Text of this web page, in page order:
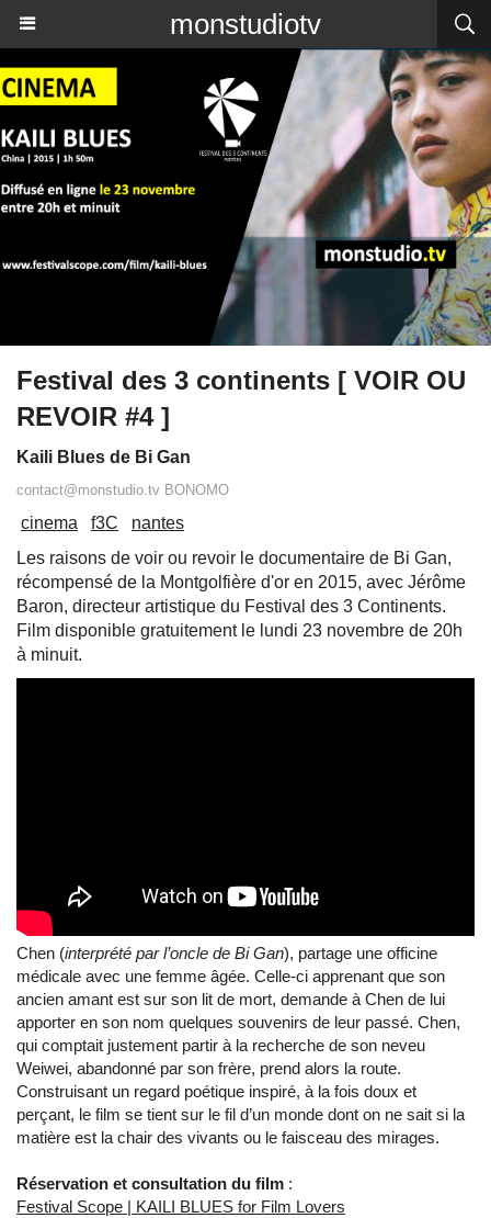
monstudiotv
Festival des 3 continents [ VOIR OU
REVOIR #4 ]
Kaili Blues de Bi Gan
contact@monstudio.tv BONOMO
cinema f3C
nantes
Les raisons de voir ou revoir le documentaire de Bi Gan,
récompensé de la Montgolfière d'or en 2015, avec Jérôme
Baron, directeur artistique du Festival des 3 Continents.
Film disponible gratuitement le lundi 23 novembre de 20h
à minuit.
Chen (interprété par l’oncle de Bi Gan), partage une officine
médicale avec une femme âgée. Celle-ci apprenant que son
ancien amant est sur son lit de mort, demande à Chen de lui
apporter en son nom quelques souvenirs de leur passé. Chen,
qui comptait justement partir à la recherche de son neveu
Weiwei, abandonné par son frère, prend alors la route.
Construisant un regard poétique inspiré, à la fois doux et
perçant, le film se tient sur le fil d’un monde dont on ne sait si la
matière est la chair des vivants ou le faisceau des mirages.
Réservation et consultation du film :
Festival Scope | KAILI BLUES for Film Lovers